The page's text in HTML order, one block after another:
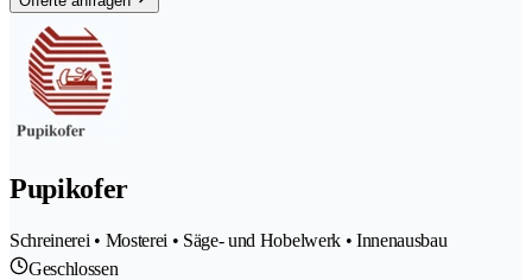
Pupikofer
Schreinerei • Mosterei • Säge- und Hobelwerk • Innenausbau
Geschlossen